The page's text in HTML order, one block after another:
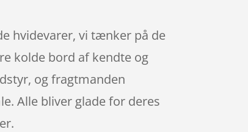
hvidevarer, vi tænker på de
kolde bord af kendte og
og fragtmanden
Alle bliver glade for deres